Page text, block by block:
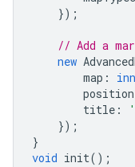
});
// Add a
new
map :
position
title :
});
}
void init();